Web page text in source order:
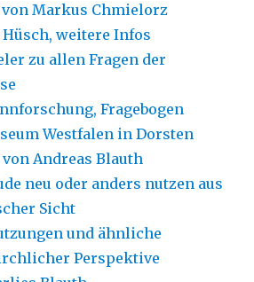
Markus Chmielorz
weitere Infos
zu allen Fragen der
Fragebogen
Westfalen in Dorsten
Andreas Blauth
neu oder anders nutzen aus
Sicht
und ähnliche
Perspektive